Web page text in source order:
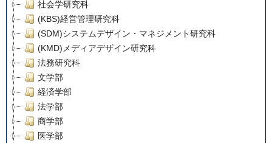
社会学研究科
(KBS)経営管理研究科
(SDM)システムデザイン・マネジメント研究科
(KMD)メディアデザイン研究科
法務研究科
文学部
経済学部
法学部
商学部
医学部